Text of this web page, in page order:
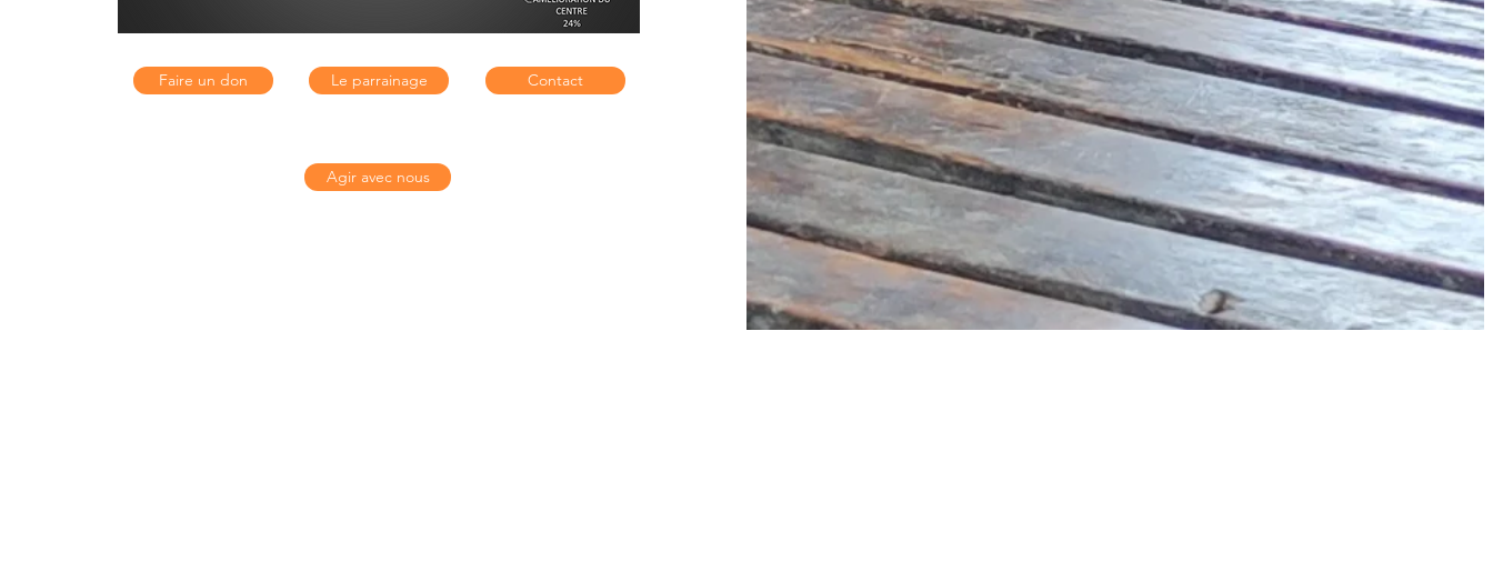
Faire un don Le parrainage Contact
Agir avec nous